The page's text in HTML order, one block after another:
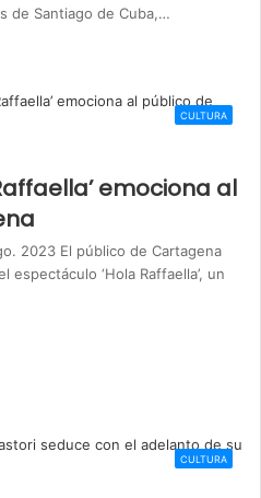
de Santiago de Cuba,…
CULTURA
emociona al
2023 El público de Cartagena
‘Hola Raffaella’, un
CULTURA